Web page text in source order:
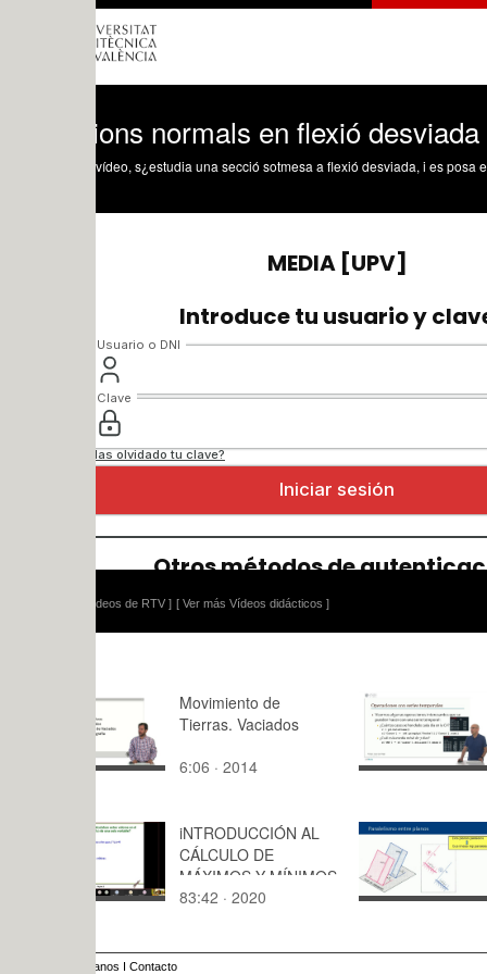
normals en flexió desviada
[ Ver más Vídeos didácticos ]
Movimiento de
Tierras. Vaciados
6:06 · 2014
Pandas:
con series
4:07 · 2022
iNTRODUCCIÓN AL
CÁLCULO DE
MÁXIMOS Y MÍNIMOS
DE FUNCIONES f(x,y)
83:42 · 2020
Sistema
en rectas,
planos, y
6:06 · 2020